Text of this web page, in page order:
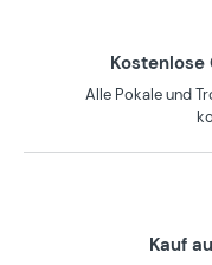
Kostenlose
Alle Pokale und
Kauf